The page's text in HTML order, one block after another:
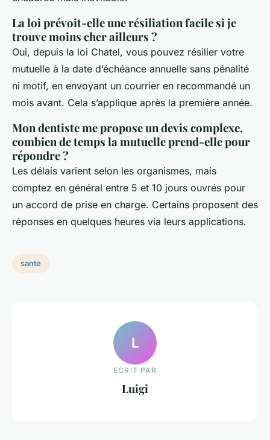
La loi prévoit-elle une résiliation facile si je
trouve moins cher ailleurs ?
Oui, depuis la loi Chatel, vous pouvez résilier votre
mutuelle à la date d’échéance annuelle sans pénalité
ni motif, en envoyant un courrier en recommandé un
mois avant. Cela s’applique après la première année.
Mon dentiste me propose un devis complexe,
combien de temps la mutuelle prend-elle pour
répondre ?
Les délais varient selon les organismes, mais
comptez en général entre 5 et 10 jours ouvrés pour
un accord de prise en charge. Certains proposent des
réponses en quelques heures via leurs applications.
sante
L
ECRIT PAR
Luigi